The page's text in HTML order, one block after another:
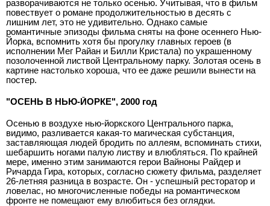
разворачиваются не только осенью. Учитывая, что в фильм
повествует о романе продолжительностью в десять с
лишним лет, это не удивительно. Однако самые
романтичные эпизоды фильма сняты на фоне осеннего Нью-
Йорка, вспомнить хотя бы прогулку главных героев (в
исполнении Мег Райан и Билли Кристала) по украшенному
позолоченной листвой Центральному парку. Золотая осень в
картине настолько хороша, что ее даже решили вынести на
постер.
"ОСЕНЬ В НЬЮ-ЙОРКЕ", 2000 год
Осенью в воздухе нью-йоркского Центрального парка,
видимо, разливается какая-то магическая субстанция,
заставляющая людей бродить по аллеям, вспоминать стихи,
шебаршить ногами палую листву и влюбляться. По крайней
мере, именно этим занимаются герои Вайноны Райдер и
Ричарда Гира, которых, согласно сюжету фильма, разделяет
26-летняя разница в возрасте. Он - успешный ресторатор и
ловелас, но многочисленные победы на романтическом
фронте не помещают ему влюбиться без оглядки.